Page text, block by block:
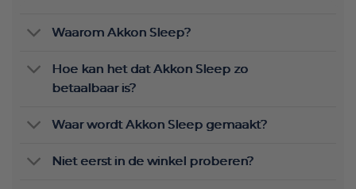
Waarom Akkon Sleep?
Hoe kan het dat Akkon Sleep zo
betaalbaar is?
Waar wordt Akkon Sleep gemaakt?
Niet eerst in de winkel proberen?